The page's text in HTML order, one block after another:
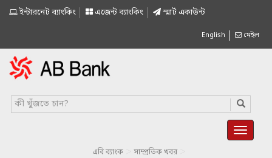
ইন্টারনেট ব্যাংকিং এজেন্ট ব্যাংকিং স্মাৰ্ট একাউন্ট
English মেইল
এবি ব্যাংক সাম্প্রতিক খবর